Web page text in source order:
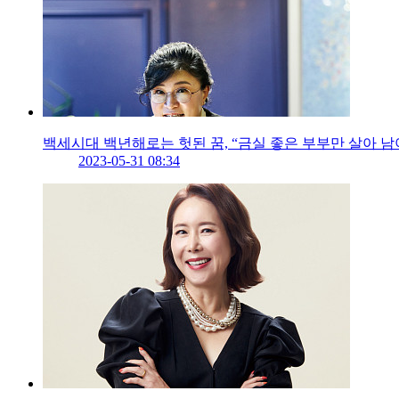
백세시대 백년해로는 헛된 꿈, “금실 좋은 부부만 살아 남
2023-05-31 08:34